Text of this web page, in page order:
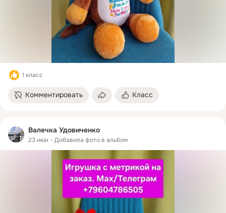
1 класс
Комментировать Класс
Валечка Удовиченко
23 июн Добавила фото в альбом